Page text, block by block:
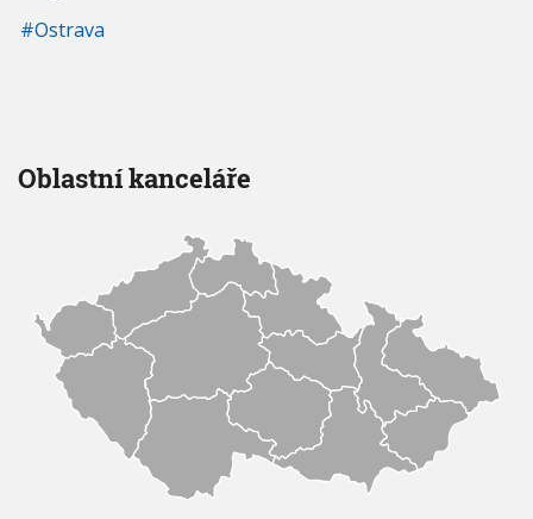
Ostrava
Oblastní kanceláře